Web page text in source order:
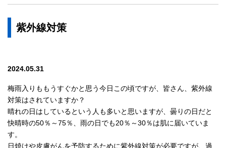
紫外線対策
2024.05.31
梅雨入りももうすぐかと思う今日この頃ですが、皆さん、紫外線
対策はされていますか？
晴れの日はしているという人も多いと思いますが、曇りの日だと
快晴時の50％～75％、雨の日でも20％～30％は肌に届いていま
す。
日焼けや皮膚がんを予防するために紫外線対策が必要ですが、過